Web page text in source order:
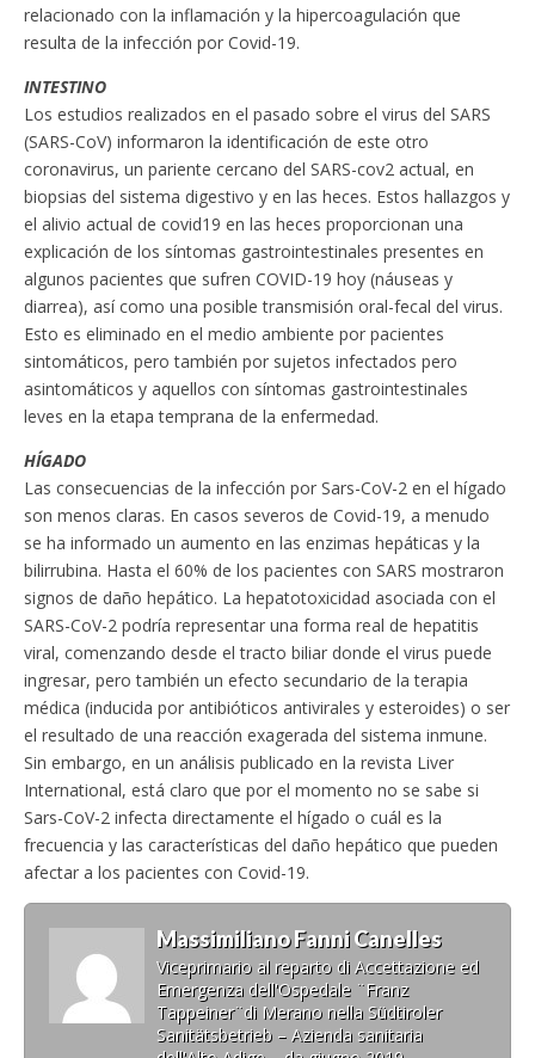
relacionado con la inflamación y la hipercoagulación que
resulta de la infección por Covid-19.
INTESTINO
Los estudios realizados en el pasado sobre el virus del SARS
(SARS-CoV) informaron la identificación de este otro
coronavirus, un pariente cercano del SARS-cov2 actual, en
biopsias del sistema digestivo y en las heces. Estos hallazgos y
el alivio actual de covid19 en las heces proporcionan una
explicación de los síntomas gastrointestinales presentes en
algunos pacientes que sufren COVID-19 hoy (náuseas y
diarrea), así como una posible transmisión oral-fecal del virus.
Esto es eliminado en el medio ambiente por pacientes
sintomáticos, pero también por sujetos infectados pero
asintomáticos y aquellos con síntomas gastrointestinales
leves en la etapa temprana de la enfermedad.
HÍGADO
Las consecuencias de la infección por Sars-CoV-2 en el hígado
son menos claras. En casos severos de Covid-19, a menudo
se ha informado un aumento en las enzimas hepáticas y la
bilirrubina. Hasta el 60% de los pacientes con SARS mostraron
signos de daño hepático. La hepatotoxicidad asociada con el
SARS-CoV-2 podría representar una forma real de hepatitis
viral, comenzando desde el tracto biliar donde el virus puede
ingresar, pero también un efecto secundario de la terapia
médica (inducida por antibióticos antivirales y esteroides) o ser
el resultado de una reacción exagerada del sistema inmune.
Sin embargo, en un análisis publicado en la revista Liver
International, está claro que por el momento no se sabe si
Sars-CoV-2 infecta directamente el hígado o cuál es la
frecuencia y las características del daño hepático que pueden
afectar a los pacientes con Covid-19.
Massimiliano Fanni Canelles
Viceprimario al reparto di Accettazione ed
Emergenza dell'Ospedale ¨Franz
Tappeiner¨di Merano nella Südtiroler
Sanitätsbetrieb – Azienda sanitaria